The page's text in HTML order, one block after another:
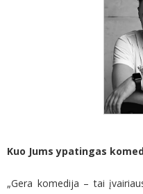
Kuo Jums ypatingas
„Gera komedija – tai